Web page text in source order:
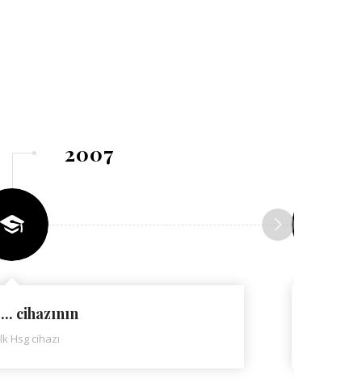
2007
cihazının
Hsg cihazı